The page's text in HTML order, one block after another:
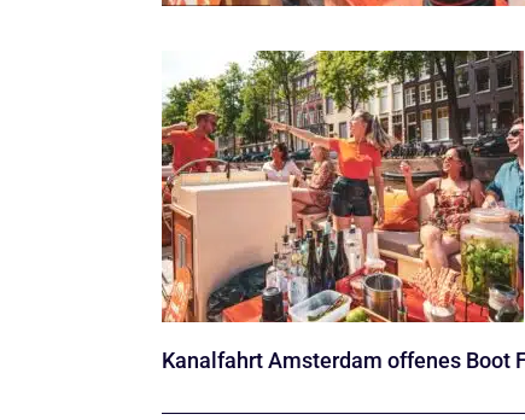
Kanalfahrt Amsterdam offenes Boot